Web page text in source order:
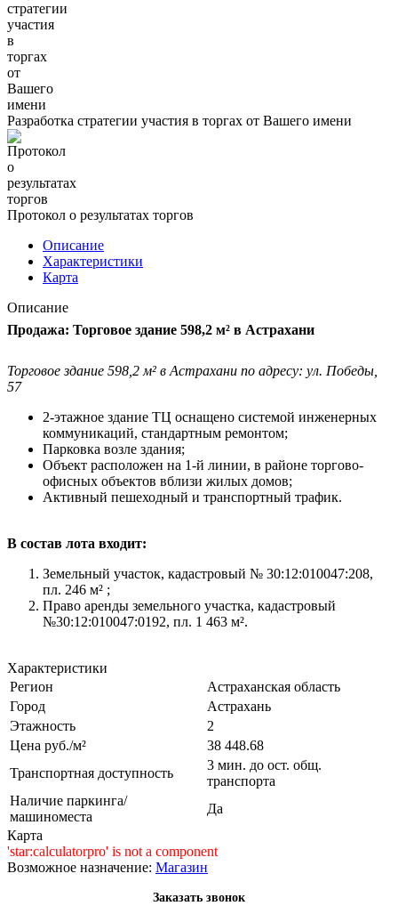
Разработка стратегии участия в торгах от Вашего имени
Протокол о результатах торгов
Описание
Характеристики
Карта
Описание
Продажа: Торговое здание 598,2 м² в Астрахани
Торговое здание 598,2 м² в Астрахани по адресу: ул. Победы,
57
2-этажное здание ТЦ оснащено системой инженерных
коммуникаций, стандартным ремонтом;
Парковка возле здания;
Объект расположен на 1-й линии, в районе торгово-
офисных объектов вблизи жилых домов;
Активный пешеходный и транспортный трафик.
В состав лота входит:
Земельный участок, кадастровый № 30:12:010047:208,
пл. 246 м² ;
Право аренды земельного участка, кадастровый
№30:12:010047:0192, пл. 1 463 м².
Характеристики
Регион
Астраханская область
Город
Астрахань
Этажность
2
Цена руб./м²
38 448.68
Транспортная доступность
3 мин. до ост. общ.
транспорта
Наличие паркинга/
машиноместа
Да
Карта
'star:calculatorpro' is not a component
Возможное назначение: Магазин
Заказать звонок